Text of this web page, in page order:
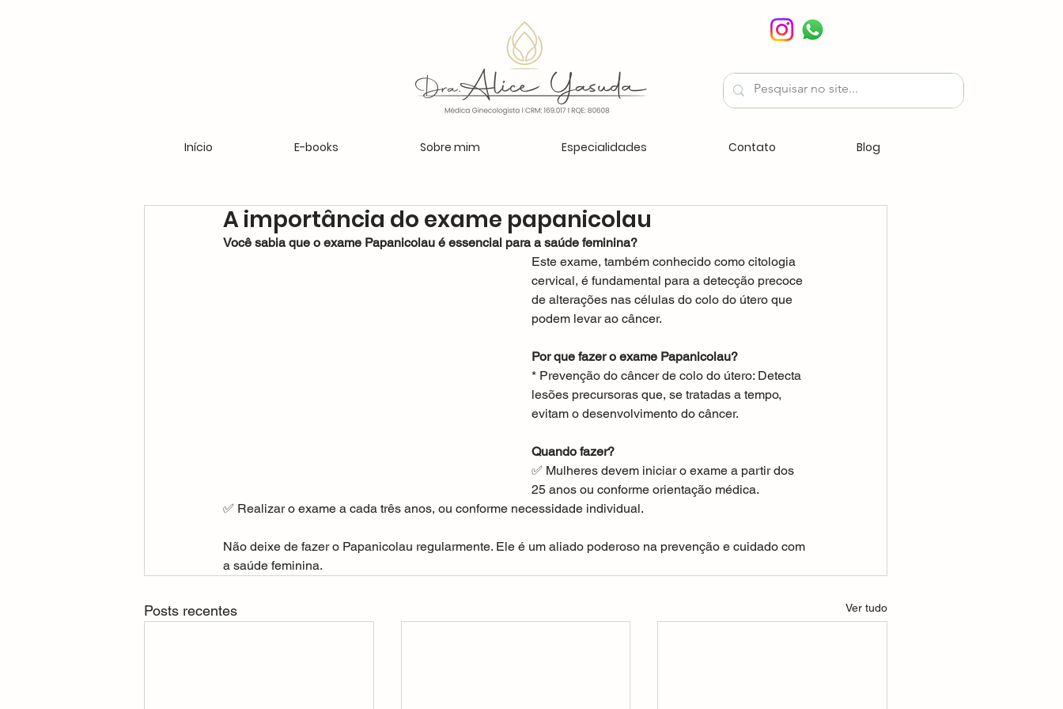
Início E-books Sobre mim Especialidades Contato Blog
A importância do exame papanicolau
Você sabia que o exame Papanicolau é essencial para a saúde feminina?
Este exame, também conhecido como citologia
cervical, é fundamental para a detecção precoce
de alterações nas células do colo do útero que
podem levar ao câncer.
Por que fazer o exame Papanicolau?
* Prevenção do câncer de colo do útero: Detecta
lesões precursoras que, se tratadas a tempo,
evitam o desenvolvimento do câncer.
Quando fazer?
✅ Mulheres devem iniciar o exame a partir dos
25 anos ou conforme orientação médica.
✅ Realizar o exame a cada três anos, ou conforme necessidade individual.
Não deixe de fazer o Papanicolau regularmente. Ele é um aliado poderoso na prevenção e cuidado com
a saúde feminina.
Posts recentes Ver tudo